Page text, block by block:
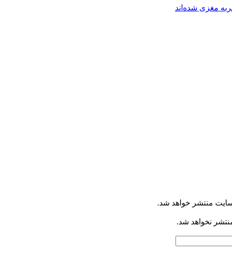
مغزی شده‌اند
منتشر خواهد شد.
نخواهد شد.